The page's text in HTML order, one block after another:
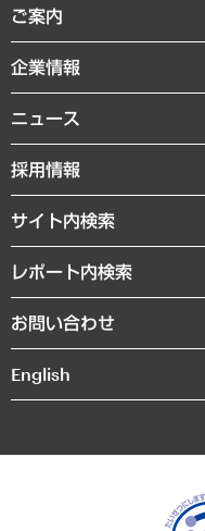
デジタルイノベーション
共生・ダイバーシティ
GRC（ガバナンス・リスク・コ
経済・産業・雇用・労働
まちづくり・観光・交通・スポ
自然資源・農林水産業・食料シ
経済調査
レポート
コラム
経営用語集
受託・受注実績（官公庁関連）
メディア掲載・出演
ご案内
セミナー・イベント情報
MUFGビジネスセミナー
受託案件情報
企業情報
私たちの想い
社長メッセージ
会社概要
沿革
組織図・本部部室紹介
インドネシア現地法人
個人情報保護方針
ニュース
ニュースリリース
お知らせ
採用情報
サイト内検索
レポート内検索
お問い合わせ
English